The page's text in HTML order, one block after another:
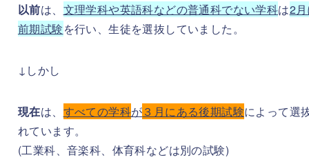
以前は、 文理学科や英語科などの普通科でない学科は2
前期試験を行い、生徒を選抜していました。
↓しかし
現在は、 すべての学科が３月にある後期試験によって選
れています。
(工業科、音楽科、体育科などは別の試験)